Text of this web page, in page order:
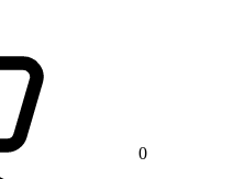
0